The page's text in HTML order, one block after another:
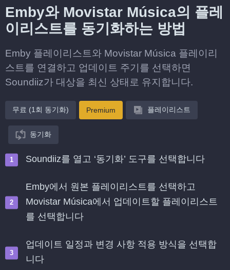
Emby와 Movistar Música의 플레
이리스트를 동기화하는 방법
Emby 플레이리스트와 Movistar Música 플레이리
스트를 연결하고 업데이트 주기를 선택하면
Soundiiz가 대상을 최신 상태로 유지합니다.
무료 (1회 동기화) Premium 플레이리스트
동기화
Soundiiz를 열고 ‘동기화’ 도구를 선택합니다
Emby에서 원본 플레이리스트를 선택하고
Movistar Música에서 업데이트할 플레이리스트
를 선택합니다
업데이트 일정과 변경 사항 적용 방식을 선택합
니다